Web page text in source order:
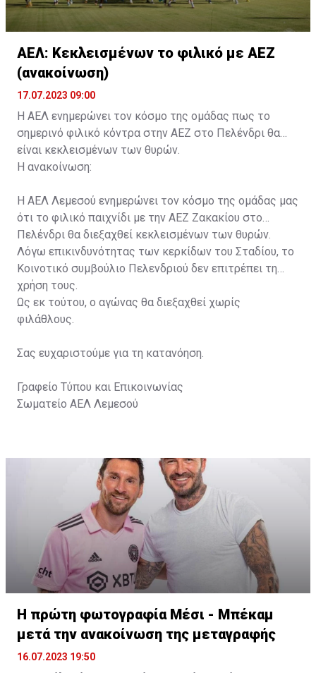
ΑΕΛ: Κεκλεισμένων το φιλικό με ΑΕΖ
(ανακοίνωση)
17.07.2023 09:00
Η ΑΕΛ ενημερώνει τον κόσμο της ομάδας πως το
σημερινό φιλικό κόντρα στην ΑΕΖ στο Πελένδρι θα
είναι κεκλεισμένων των θυρών.
Η ανακοίνωση:
Η ΑΕΛ Λεμεσού ενημερώνει τον κόσμο της ομάδας μας
ότι το φιλικό παιχνίδι με την ΑΕΖ Ζακακίου στο
Πελένδρι θα διεξαχθεί κεκλεισμένων των θυρών.
Λόγω επικινδυνότητας των κερκίδων του Σταδίου, το
Κοινοτικό συμβούλιο Πελενδριού δεν επιτρέπει τη
χρήση τους.
Ως εκ τούτου, ο αγώνας θα διεξαχθεί χωρίς
φιλάθλους.
Σας ευχαριστούμε για τη κατανόηση.
Γραφείο Τύπου και Επικοινωνίας
Σωματείο ΑΕΛ Λεμεσού
Η πρώτη φωτογραφία Μέσι - Μπέκαμ
μετά την ανακοίνωση της μεταγραφής
16.07.2023 19:50